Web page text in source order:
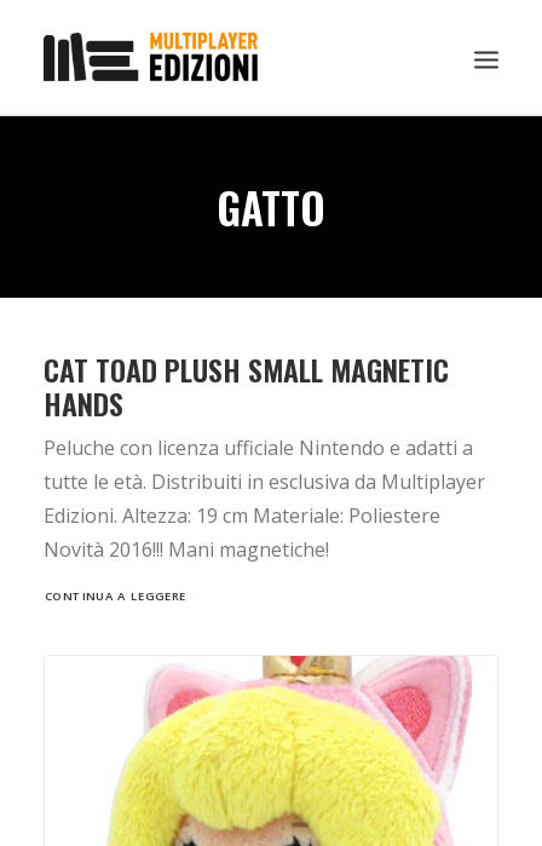
GADGET
CONTATTI
CHI SIAMO
RICERCA
GATTO
CAT TOAD PLUSH SMALL MAGNETIC
HANDS
Peluche con licenza ufficiale Nintendo e adatti a
tutte le età. Distribuiti in esclusiva da Multiplayer
Edizioni. Altezza: 19 cm Materiale: Poliestere
Novità 2016!!! Mani magnetiche!
CONTINUA A LEGGERE